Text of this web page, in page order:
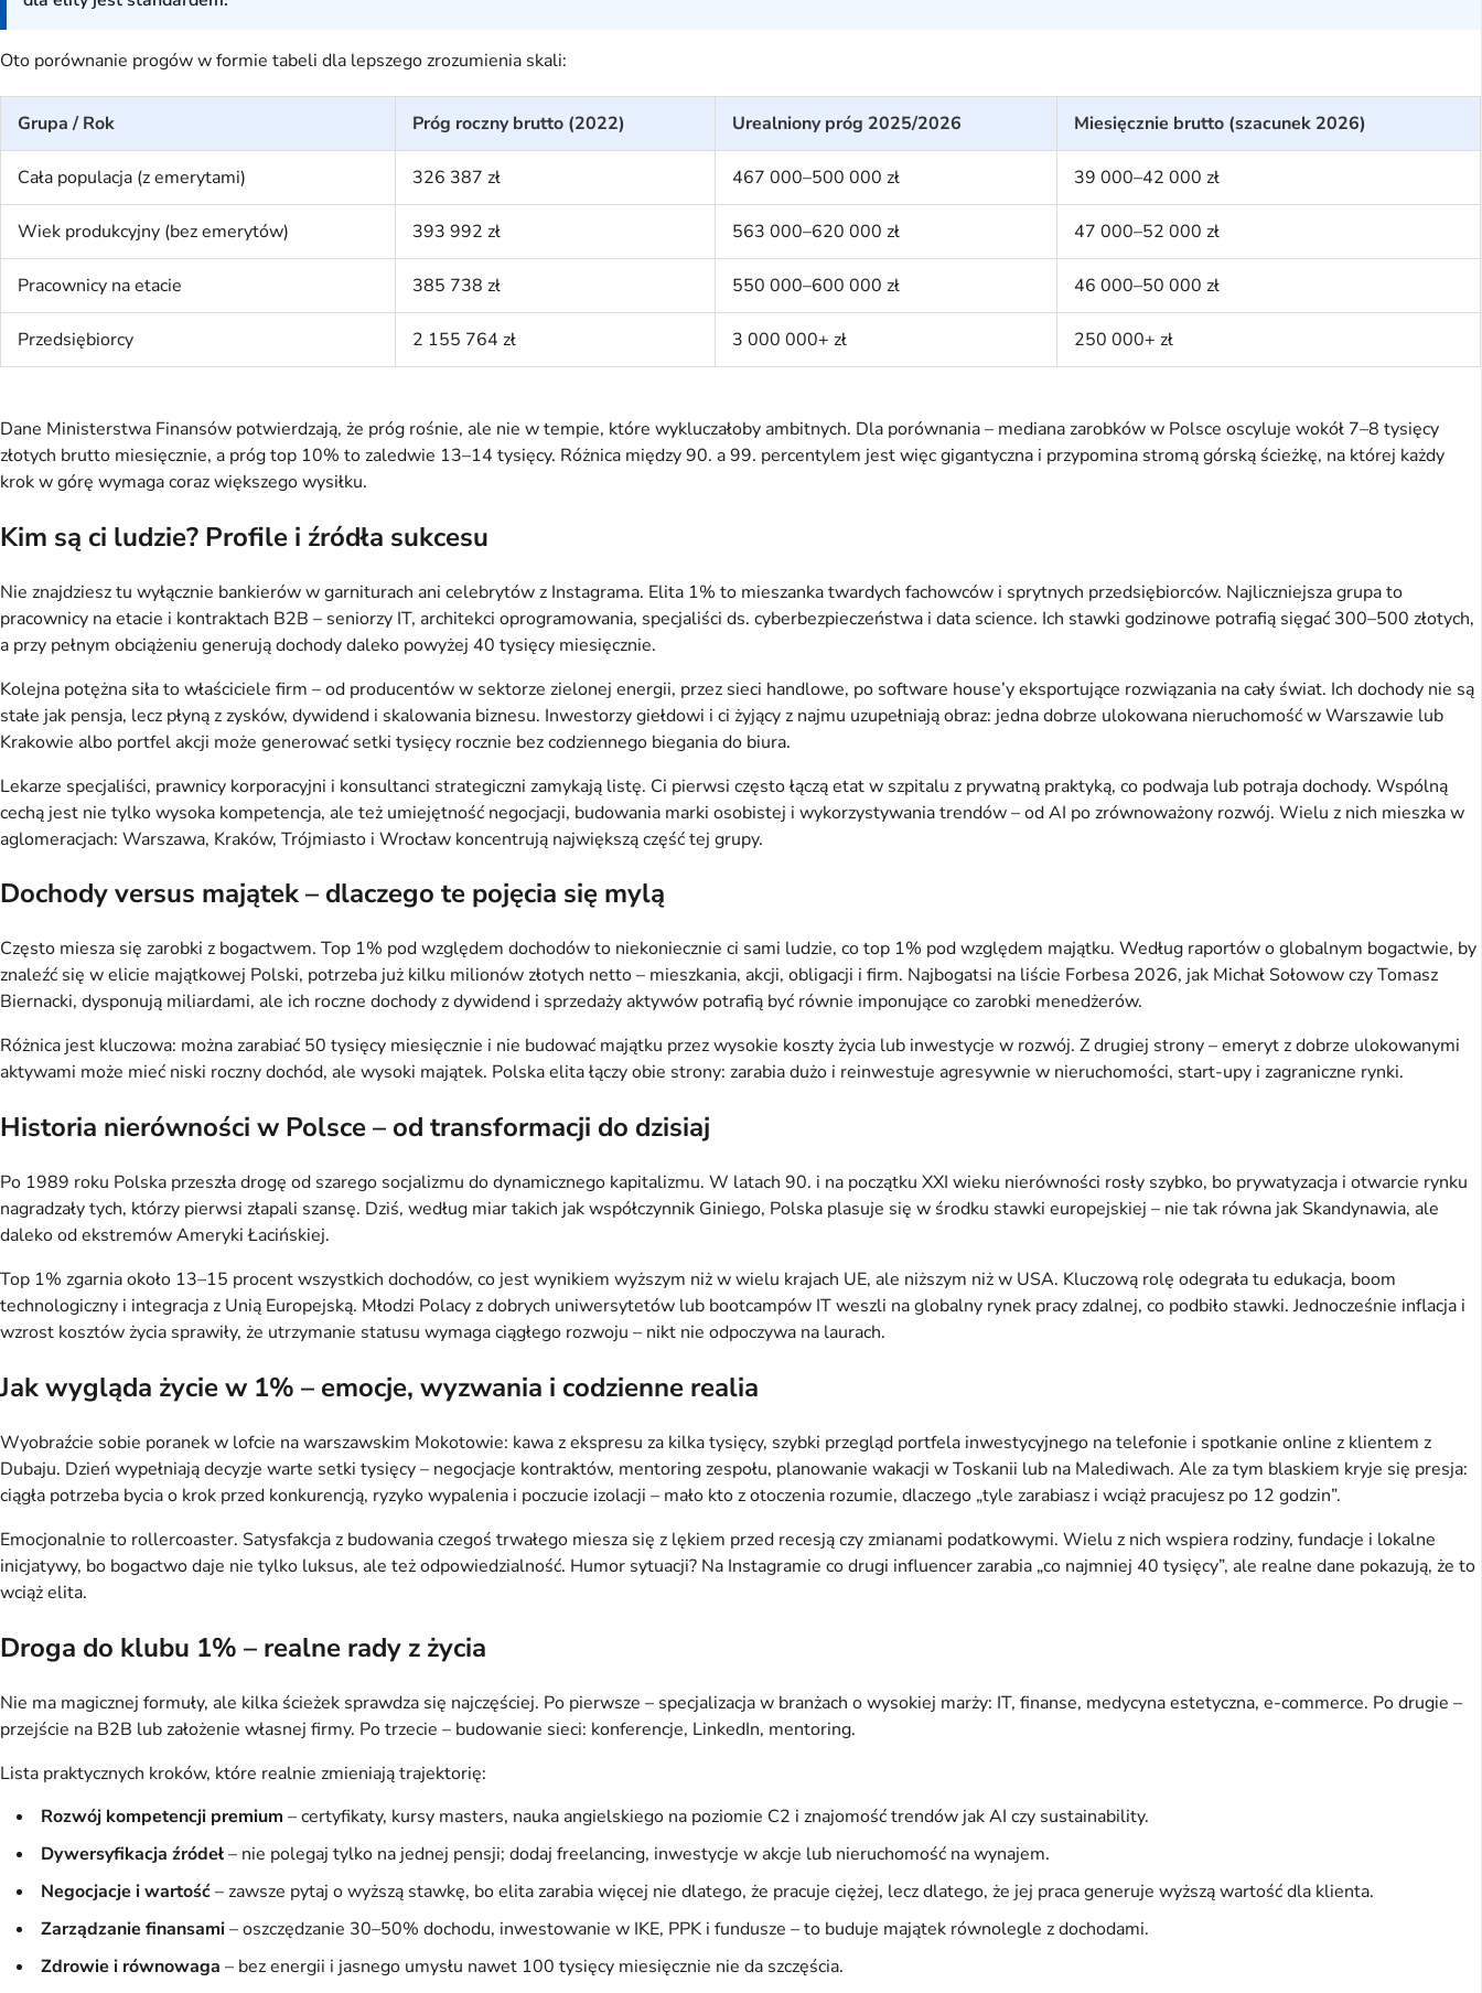
Oto porównanie progów w formie tabeli dla lepszego zrozumienia skali:
Grupa / Rok Próg roczny brutto (2022) Urealniony próg 2025/2026 Miesięcznie brutto (szacunek 2026)
Cała populacja (z emerytami) 326 387 zł 467 000–500 000 zł 39 000–42 000 zł
Wiek produkcyjny (bez emerytów) 393 992 zł 563 000–620 000 zł 47 000–52 000 zł
Pracownicy na etacie 385 738 zł 550 000–600 000 zł 46 000–50 000 zł
Przedsiębiorcy 2 155 764 zł 3 000 000+ zł 250 000+ zł
Dane Ministerstwa Finansów potwierdzają, że próg rośnie, ale nie w tempie, które wykluczałoby ambitnych. Dla porównania – mediana zarobków w Polsce oscyluje wokół 7–8 tysięcy
złotych brutto miesięcznie, a próg top 10% to zaledwie 13–14 tysięcy. Różnica między 90. a 99. percentylem jest więc gigantyczna i przypomina stromą górską ścieżkę, na której każdy
krok w górę wymaga coraz większego wysiłku.
Kim są ci ludzie? Profile i źródła sukcesu
Nie znajdziesz tu wyłącznie bankierów w garniturach ani celebrytów z Instagrama. Elita 1% to mieszanka twardych fachowców i sprytnych przedsiębiorców. Najliczniejsza grupa to
pracownicy na etacie i kontraktach B2B – seniorzy IT, architekci oprogramowania, specjaliści ds. cyberbezpieczeństwa i data science. Ich stawki godzinowe potrafią sięgać 300–500 złotych,
a przy pełnym obciążeniu generują dochody daleko powyżej 40 tysięcy miesięcznie.
Kolejna potężna siła to właściciele firm – od producentów w sektorze zielonej energii, przez sieci handlowe, po software house’y eksportujące rozwiązania na cały świat. Ich dochody nie są
stałe jak pensja, lecz płyną z zysków, dywidend i skalowania biznesu. Inwestorzy giełdowi i ci żyjący z najmu uzupełniają obraz: jedna dobrze ulokowana nieruchomość w Warszawie lub
Krakowie albo portfel akcji może generować setki tysięcy rocznie bez codziennego biegania do biura.
Lekarze specjaliści, prawnicy korporacyjni i konsultanci strategiczni zamykają listę. Ci pierwsi często łączą etat w szpitalu z prywatną praktyką, co podwaja lub potraja dochody. Wspólną
cechą jest nie tylko wysoka kompetencja, ale też umiejętność negocjacji, budowania marki osobistej i wykorzystywania trendów – od AI po zrównoważony rozwój. Wielu z nich mieszka w
aglomeracjach: Warszawa, Kraków, Trójmiasto i Wrocław koncentrują największą część tej grupy.
Dochody versus majątek – dlaczego te pojęcia się mylą
Często miesza się zarobki z bogactwem. Top 1% pod względem dochodów to niekoniecznie ci sami ludzie, co top 1% pod względem majątku. Według raportów o globalnym bogactwie, by
znaleźć się w elicie majątkowej Polski, potrzeba już kilku milionów złotych netto – mieszkania, akcji, obligacji i firm. Najbogatsi na liście Forbesa 2026, jak Michał Sołowow czy Tomasz
Biernacki, dysponują miliardami, ale ich roczne dochody z dywidend i sprzedaży aktywów potrafią być równie imponujące co zarobki menedżerów.
Różnica jest kluczowa: można zarabiać 50 tysięcy miesięcznie i nie budować majątku przez wysokie koszty życia lub inwestycje w rozwój. Z drugiej strony – emeryt z dobrze ulokowanymi
aktywami może mieć niski roczny dochód, ale wysoki majątek. Polska elita łączy obie strony: zarabia dużo i reinwestuje agresywnie w nieruchomości, start-upy i zagraniczne rynki.
Historia nierówności w Polsce – od transformacji do dzisiaj
Po 1989 roku Polska przeszła drogę od szarego socjalizmu do dynamicznego kapitalizmu. W latach 90. i na początku XXI wieku nierówności rosły szybko, bo prywatyzacja i otwarcie rynku
nagradzały tych, którzy pierwsi złapali szansę. Dziś, według miar takich jak współczynnik Giniego, Polska plasuje się w środku stawki europejskiej – nie tak równa jak Skandynawia, ale
daleko od ekstremów Ameryki Łacińskiej.
Top 1% zgarnia około 13–15 procent wszystkich dochodów, co jest wynikiem wyższym niż w wielu krajach UE, ale niższym niż w USA. Kluczową rolę odegrała tu edukacja, boom
technologiczny i integracja z Unią Europejską. Młodzi Polacy z dobrych uniwersytetów lub bootcampów IT weszli na globalny rynek pracy zdalnej, co podbiło stawki. Jednocześnie inflacja i
wzrost kosztów życia sprawiły, że utrzymanie statusu wymaga ciągłego rozwoju – nikt nie odpoczywa na laurach.
Jak wygląda życie w 1% – emocje, wyzwania i codzienne realia
Wyobraźcie sobie poranek w lofcie na warszawskim Mokotowie: kawa z ekspresu za kilka tysięcy, szybki przegląd portfela inwestycyjnego na telefonie i spotkanie online z klientem z
Dubaju. Dzień wypełniają decyzje warte setki tysięcy – negocjacje kontraktów, mentoring zespołu, planowanie wakacji w Toskanii lub na Malediwach. Ale za tym blaskiem kryje się presja:
ciągła potrzeba bycia o krok przed konkurencją, ryzyko wypalenia i poczucie izolacji – mało kto z otoczenia rozumie, dlaczego „tyle zarabiasz i wciąż pracujesz po 12 godzin”.
Emocjonalnie to rollercoaster. Satysfakcja z budowania czegoś trwałego miesza się z lękiem przed recesją czy zmianami podatkowymi. Wielu z nich wspiera rodziny, fundacje i lokalne
inicjatywy, bo bogactwo daje nie tylko luksus, ale też odpowiedzialność. Humor sytuacji? Na Instagramie co drugi influencer zarabia „co najmniej 40 tysięcy”, ale realne dane pokazują, że to
wciąż elita.
Droga do klubu 1% – realne rady z życia
Nie ma magicznej formuły, ale kilka ścieżek sprawdza się najczęściej. Po pierwsze – specjalizacja w branżach o wysokiej marży: IT, finanse, medycyna estetyczna, e-commerce. Po drugie –
przejście na B2B lub założenie własnej firmy. Po trzecie – budowanie sieci: konferencje, LinkedIn, mentoring.
Lista praktycznych kroków, które realnie zmieniają trajektorię:
Rozwój kompetencji premium – certyfikaty, kursy masters, nauka angielskiego na poziomie C2 i znajomość trendów jak AI czy sustainability.
Dywersyfikacja źródeł– nie polegaj tylko na jednej pensji; dodaj freelancing, inwestycje w akcje lub nieruchomość na wynajem.
Negocjacje i wartość– zawsze pytaj o wyższą stawkę, bo elita zarabia więcej nie dlatego, że pracuje ciężej, lecz dlatego, że jej praca generuje wyższą wartość dla klienta.
Zarządzanie finansami– oszczędzanie 30–50% dochodu, inwestowanie w IKE, PPK i fundusze – to buduje majątek równolegle z dochodami.
Zdrowie i równowaga – bez energii i jasnego umysłu nawet 100 tysięcy miesięcznie nie da szczęścia.